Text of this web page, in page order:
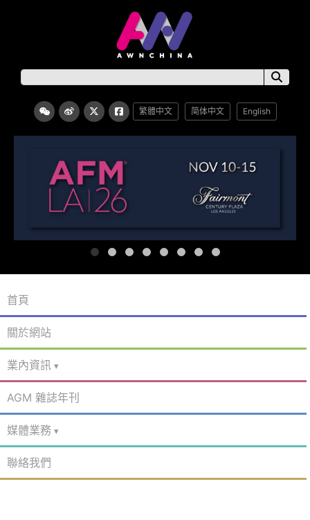
繁體中文 简体中文 English
首頁
關於網站
業內資訊
AGM 雜誌年刊
媒體業務
聯絡我們